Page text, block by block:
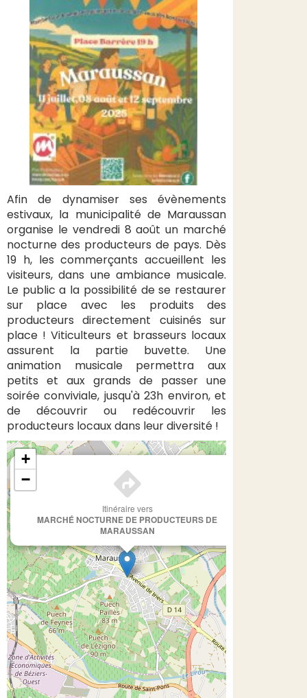
Afin de dynamiser ses évènements
estivaux, la municipalité de Maraussan
organise le vendredi 8 août un marché
nocturne des producteurs de pays. Dès
19 h, les commerçants accueillent les
visiteurs, dans une ambiance musicale.
Le public a la possibilité de se restaurer
sur place avec les produits des
producteurs directement cuisinés sur
place ! Viticulteurs et brasseurs locaux
assurent la partie buvette. Une
animation musicale permettra aux
petits et aux grands de passer une
soirée conviviale, jusqu'à 23h environ, et
de découvrir ou redécouvrir les
producteurs locaux dans leur diversité !
Itinéraire vers
MARCHÉ NOCTURNE DE PRODUCTEURS DE
MARAUSSAN
+
−